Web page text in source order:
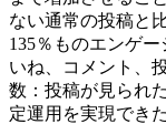
ない通常の投稿と
135％ものエンゲ
いね、コメント、
数：投稿が見られ
定運用を実現でき